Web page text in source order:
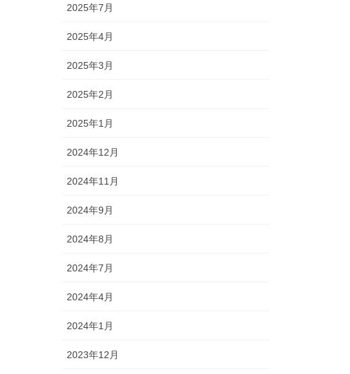
2025年7月
2025年4月
2025年3月
2025年2月
2025年1月
2024年12月
2024年11月
2024年9月
2024年8月
2024年7月
2024年4月
2024年1月
2023年12月